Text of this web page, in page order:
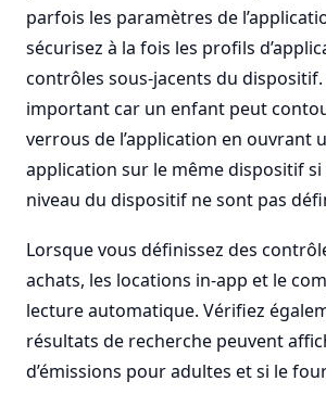
parfois les paramètres de
sécurisez à la fois les profils
contrôles sous-jacents du dispositif.
important car un enfant peut
verrous de l’application en ouvrant
application sur le même dispositif
niveau du dispositif ne sont pas
Lorsque vous définissez des
achats, les locations in-app et le
lecture automatique. Vérifiez
résultats de recherche peuvent
d’émissions pour adultes et si le